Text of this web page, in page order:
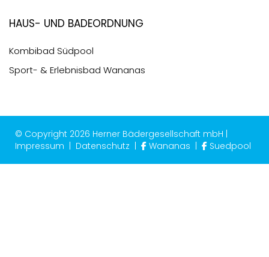
Haus- und Badeordnung
Kombibad Südpool
Sport- & Erlebnisbad Wananas
© Copyright 2026 Herner Bädergesellschaft mbH |
Impressum | Datenschutz | Wananas | Suedpool